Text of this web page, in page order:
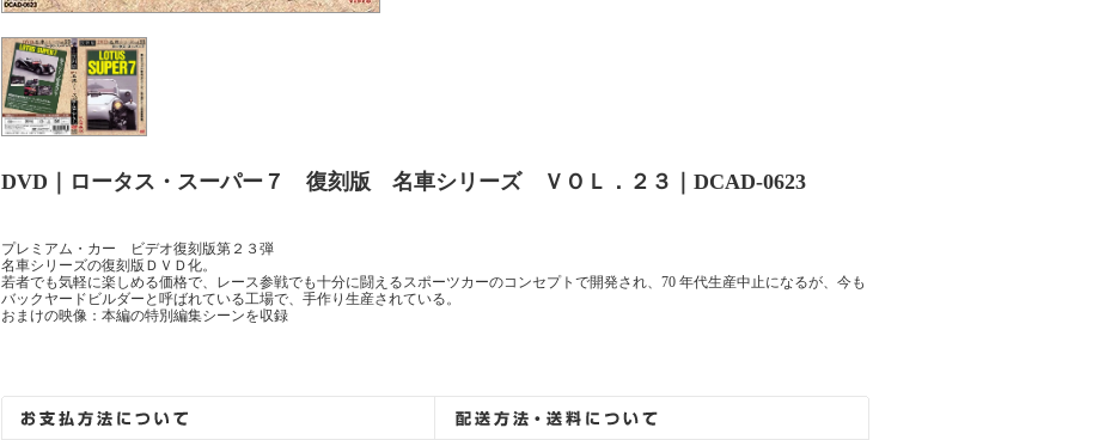
DVD｜ロータス・スーパー７ 復刻版 名車シリーズ ＶＯＬ．２３｜DCAD-0623
プレミアム・カー ビデオ復刻版第２３弾
名車シリーズの復刻版ＤＶＤ化。
若者でも気軽に楽しめる価格で、レース参戦でも十分に闘えるスポーツカーのコンセプトで開発され、70 年代生産中止になるが、今も
バックヤードビルダーと呼ばれている工場で、手作り生産されている。
おまけの映像：本編の特別編集シーンを収録